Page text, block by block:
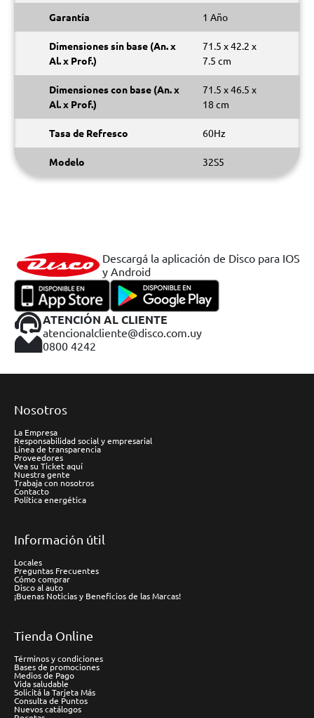
Garantía 1 Año
Dimensiones sin base (An. x
Al. x Prof.)
71.5 x 42.2 x
7.5 cm
Dimensiones con base (An. x
Al. x Prof.)
71.5 x 46.5 x
18 cm
Tasa de Refresco 60Hz
Modelo 32S5
Descargá la aplicación de Disco para IOS
y Android
ATENCIÓN AL CLIENTE
atencionalcliente@disco.com.uy
0800 4242
Nosotros
La Empresa
Responsabilidad social y empresarial
Línea de transparencia
Proveedores
Vea su Ticket aquí
Nuestra gente
Trabaja con nosotros
Contacto
Política energética
Información útil
Locales
Preguntas Frecuentes
Cómo comprar
Disco al auto
¡Buenas Noticias y Beneficios de las Marcas!
Tienda Online
Términos y condiciones
Bases de promociones
Medios de Pago
Vida saludable
Solicitá la Tarjeta Más
Consulta de Puntos
Nuevos catálogos